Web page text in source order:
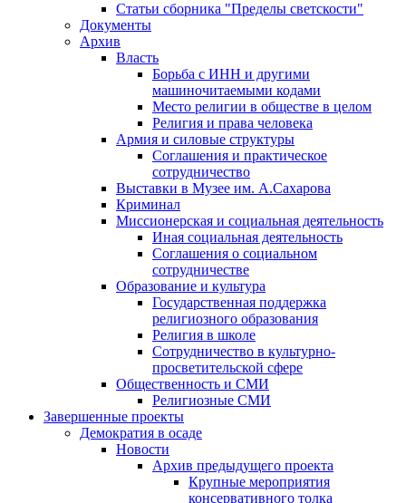
Статьи сборника "Пределы светскости"
Документы
Архив
Власть
Борьба с ИНН и другими
машиночитаемыми кодами
Место религии в обществе в целом
Религия и права человека
Армия и силовые структуры
Соглашения и практическое
сотрудничество
Выставки в Музее им. А.Сахарова
Криминал
Миссионерская и социальная деятельность
Иная социальная деятельность
Соглашения о социальном
сотрудничестве
Образование и культура
Государственная поддержка
религиозного образования
Религия в школе
Сотрудничество в культурно-
просветительской сфере
Общественность и СМИ
Религиозные СМИ
Завершенные проекты
Демократия в осаде
Новости
Архив предыдущего проекта
Крупные мероприятия
консервативного толка